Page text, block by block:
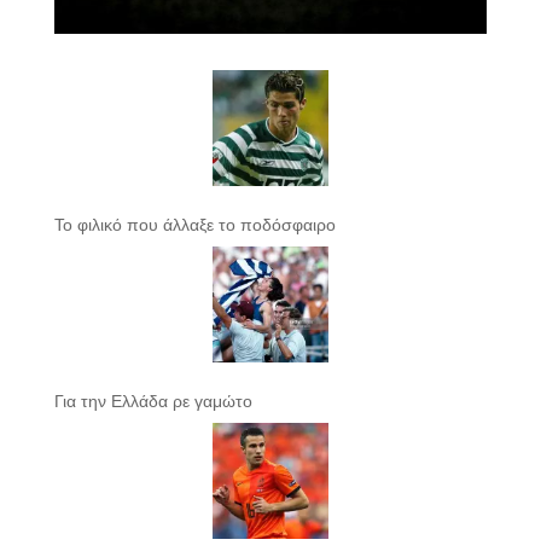
Το φιλικό που άλλαξε το ποδόσφαιρο
Για την Ελλάδα ρε γαμώτο